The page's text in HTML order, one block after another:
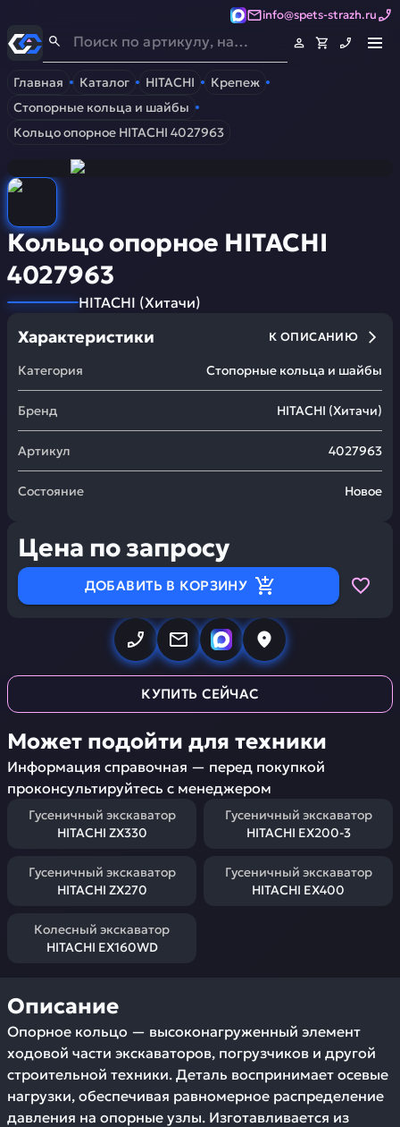
info@spets-strazh.ru
Спец-Страж- Запчасти для спецтехники
Главная Каталог HITACHI
Крепеж
Стопорные кольца и шайбы
Кольцо опорное HITACHI 4027963
Кольцо опорное HITACHI
4027963
HITACHI (Хитачи)
Характеристики К ОПИСАНИЮ
Категория Стопорные кольца и шайбы
Бренд HITACHI (Хитачи)
Артикул 4027963
Состояние Новое
Цена по запросу
ДОБАВИТЬ В КОРЗИНУ
КУПИТЬ СЕЙЧАС
Может подойти для техники
Информация справочная — перед покупкой
проконсультируйтесь с менеджером
Гусеничный экскаватор
HITACHI ZX330
Гусеничный экскаватор
HITACHI EX200-3
Гусеничный экскаватор
HITACHI ZX270
Гусеничный экскаватор
HITACHI EX400
Колесный экскаватор
HITACHI EX160WD
Описание
Опорное кольцо — высоконагруженный элемент
ходовой части экскаваторов, погрузчиков и другой
строительной техники. Деталь воспринимает осевые
нагрузки, обеспечивая равномерное распределение
давления на опорные узлы. Изготавливается из